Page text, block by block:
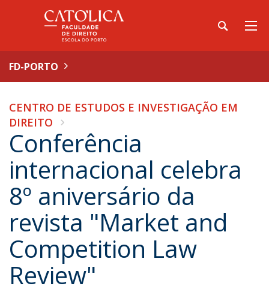
FD-PORTO
CENTRO DE ESTUDOS E INVESTIGAÇÃO EM
DIREITO
Conferência
internacional celebra
8º aniversário da
revista "Market and
Competition Law
Review"